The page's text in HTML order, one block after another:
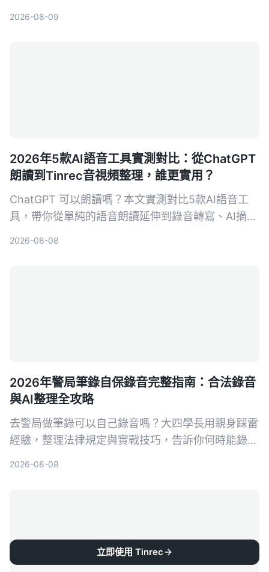
2026-08-09
2026年5款AI語音工具實測對比：從ChatGPT
朗讀到Tinrec音視頻整理，誰更實用？
ChatGPT 可以朗讀嗎？本文實測對比5款AI語音工
具，帶你從單純的語音朗讀延伸到錄音轉寫、AI摘要
2026-08-08
2026年警局筆錄自保錄音完整指南：合法錄音
與AI整理全攻略
去警局做筆錄可以自己錄音嗎？大四學長用親身踩雷
經驗，整理法律規定與實戰技巧，告訴你何時能錄、
2026-08-08
立即使用 Tinrec